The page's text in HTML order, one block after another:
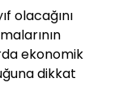
olacağını
ekonomik
dikkat